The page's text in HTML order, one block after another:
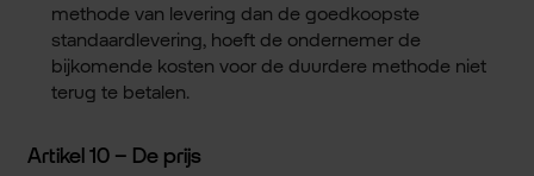
methode van levering dan de goedkoopste
standaardlevering, hoeft de ondernemer de
bijkomende kosten voor de duurdere methode niet
terug te betalen.
Artikel 10 – De prijs